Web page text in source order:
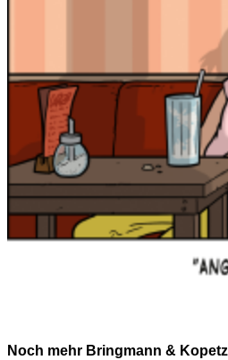
Noch mehr Bringmann &